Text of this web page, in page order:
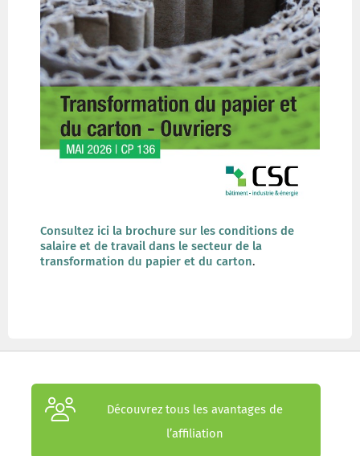
Consultez ici la brochure sur les conditions de
salaire et de travail dans le secteur de la
transformation du papier et du carton.
Découvrez tous les avantages de
l’affiliation